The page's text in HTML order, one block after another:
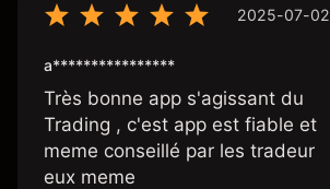
2025-07-02
a****************
Très bonne app s'agissant du
Trading , c'est app est fiable et
meme conseillé par les tradeur
eux meme